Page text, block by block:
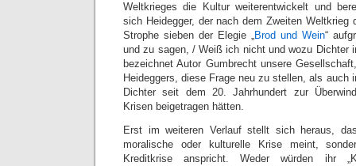
Weltkrieges die Kultur weiterentwickelt und
sich Heidegger, der nach dem Zweiten Weltkrieg
Strophe sieben der Elegie „Brod und Wein“
und zu sagen, / Weiß ich nicht und wozu Dichter
bezeichnet Autor Gumbrecht unsere
Heideggers, diese Frage neu zu stellen, als auch
Dichter seit dem 20. Jahrhundert zur
Krisen beigetragen hätten.
Erst im weiteren Verlauf stellt sich heraus,
moralische oder kulturelle Krise meint,
Kreditkrise anspricht. Weder würden ihr